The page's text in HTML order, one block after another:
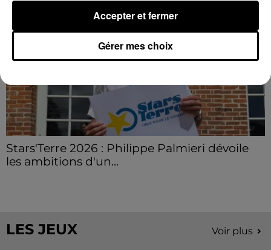
Stars'Terre 2026 : Philippe Palmieri dévoile
les ambitions d'un...
LES JEUX Voir plus
Gérer mes choix
Accepter et fermer